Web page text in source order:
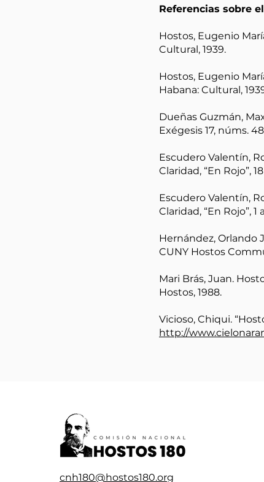
Referencias sobre
Hostos, Eugenio
Cultural, 1939.
Hostos, Eugenio
Habana: Cultural,
Dueñas Guzmán,
Exégesis 17, núms.
Escudero Valentín,
Claridad, “En Rojo”,
Escudero Valentín,
Claridad, “En Rojo”,
Hernández, Orlando
CUNY Hostos
Mari Brás, Juan.
Hostos, 1988.
Vicioso, Chiqui.
http://
cnh180@hostos180.org